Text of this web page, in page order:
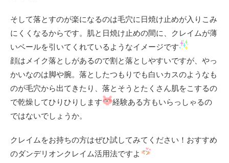
そして落とすのが楽になるのは毛穴に日焼け止めが入りこみ
にくくなるからです。肌と日焼け止めの間に、クレイムが薄
いベールを引いてくれているようなイメージです
顔はメイク落としがあるので割と落としやすいですが、やっ
かいなのは脚や腕。落としたつもりでも白いカスのようなも
のが毛穴から出てきたり、落とそうとたくさん肌をこするの
で乾燥してひりひりします
経験ある方もいらっしゃるの
ではないでしょうか。
クレイムをお持ちの方はぜひ試してみてください！おすすめ
のダンデリオンクレイム活用法ですよ